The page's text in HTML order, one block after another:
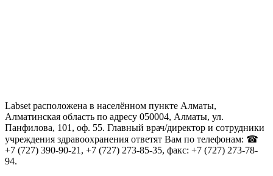
Labset расположена в населённом пункте Алматы,
Алматинская область по адресу 050004, Алматы, ул.
Панфилова, 101, оф. 55. Главный врач/директор и сотрудники
учреждения здравоохранения ответят Вам по телефонам: ☎
+7 (727) 390-90-21, +7 (727) 273-85-35, факс: +7 (727) 273-78-
94.